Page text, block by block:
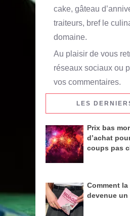
cake, gâteau
traiteurs, bref le
domaine.
Au plaisir de vous
réseaux sociaux ou
vos commentaires.
LES
Prix bas
d’achat
coups pas
Comment
devenue un